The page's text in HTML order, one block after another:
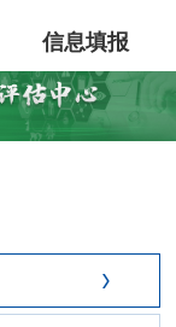
信息填报